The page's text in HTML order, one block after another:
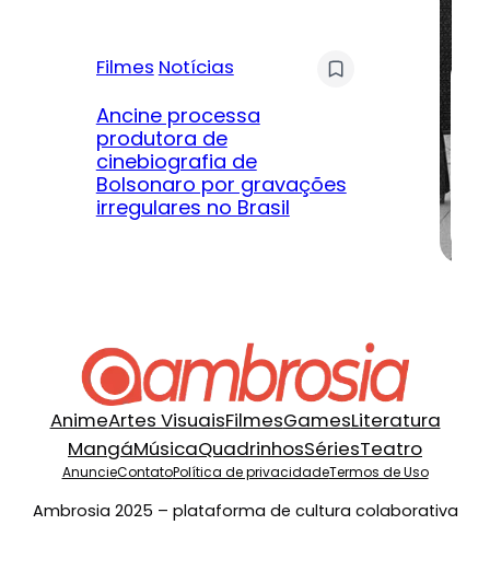
Filmes Notícias
Ancine processa
produtora de
cinebiografia de
Bolsonaro por gravações
irregulares no Brasil
AnimeArtes VisuaisFilmesGamesLiteratura
MangáMúsicaQuadrinhosSériesTeatro
AnuncieContatoPolítica de privacidadeTermos de Uso
Ambrosia 2025 – plataforma de cultura colaborativa